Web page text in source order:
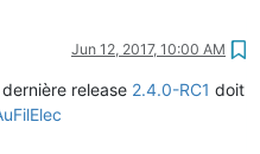
Jun 12, 2017, 10:00 AM
release 2.4.0-RC1 doit